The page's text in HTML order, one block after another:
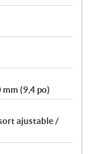
(9,4 po)
ajustable /